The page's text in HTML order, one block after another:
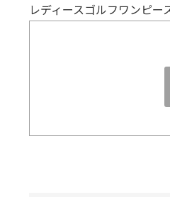
レディースゴルフワンピ